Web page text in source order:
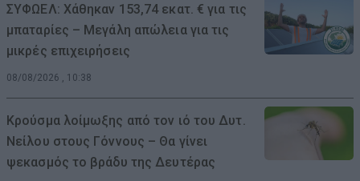
ΣΥΦΩΕΛ: Χάθηκαν 153,74 εκατ. € για τις
μπαταρίες – Μεγάλη απώλεια για τις
μικρές επιχειρήσεις
08/08/2026 , 10:38
Κρούσμα λοίμωξης από τον ιό του Δυτ.
Νείλου στους Γόννους – Θα γίνει
ψεκασμός το βράδυ της Δευτέρας